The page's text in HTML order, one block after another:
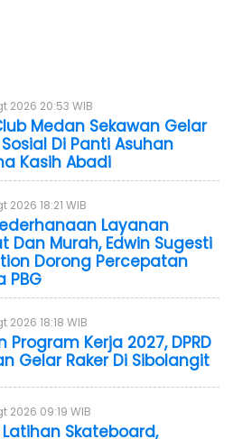
2026 20:53 WIB
Medan Sekawan Gelar
Di Panti Asuhan
Kasih Abadi
2026 18:21 WIB
Layanan
Dan Murah, Edwin Sugesti
Dorong Percepatan
PBG
2026 18:18 WIB
Program Kerja 2027, DPRD
Gelar Raker Di Sibolangit
2026 09:19 WIB
Latihan Skateboard,